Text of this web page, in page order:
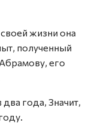
жизни она
полученный
его
года, Значит,